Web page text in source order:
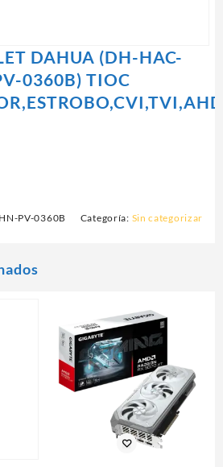
DAHUA (DH-HAC-
0360B) TIOC
PV-0360B Categoría: Sin categorizar